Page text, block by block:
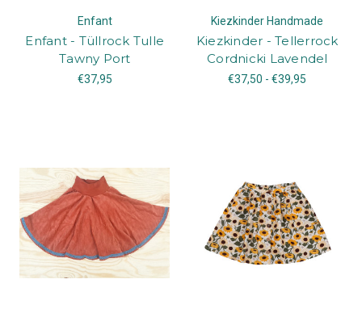
Enfant
Enfant - Tüllrock Tulle
Tawny Port
€37,95
Kiezkinder Handmade
Kiezkinder - Tellerrock
Cordnicki Lavendel
€37,50 - €39,95